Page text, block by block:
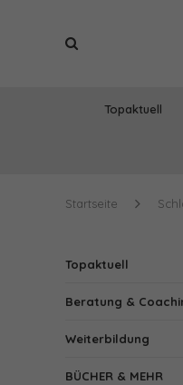
Topaktuell
Startseite
Topaktuell
Beratung &
Weiterbildung
BÜCHER & MEHR